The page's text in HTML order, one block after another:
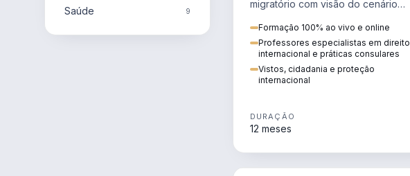
Saúde 9
migratório com visão do cenário
regularização e consultoria
transnacional.
Formação 100% ao vivo e online
Professores especialistas em direito
internacional e práticas consulares
Vistos, cidadania e proteção
internacional
DURAÇÃO
12 meses